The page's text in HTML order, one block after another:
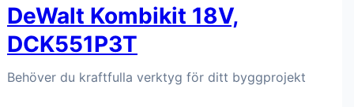
DeWalt Kombikit 18V,
DCK551P3T
Behöver du kraftfulla verktyg för ditt byggprojekt